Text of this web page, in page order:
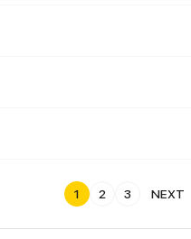
1 2 3 NEXT